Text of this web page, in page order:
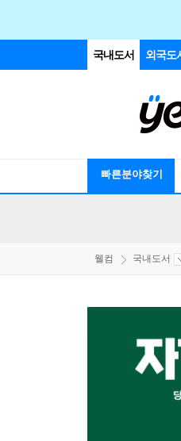
국내도서 외국도
빠른분야찾기
웰컴 국내도서